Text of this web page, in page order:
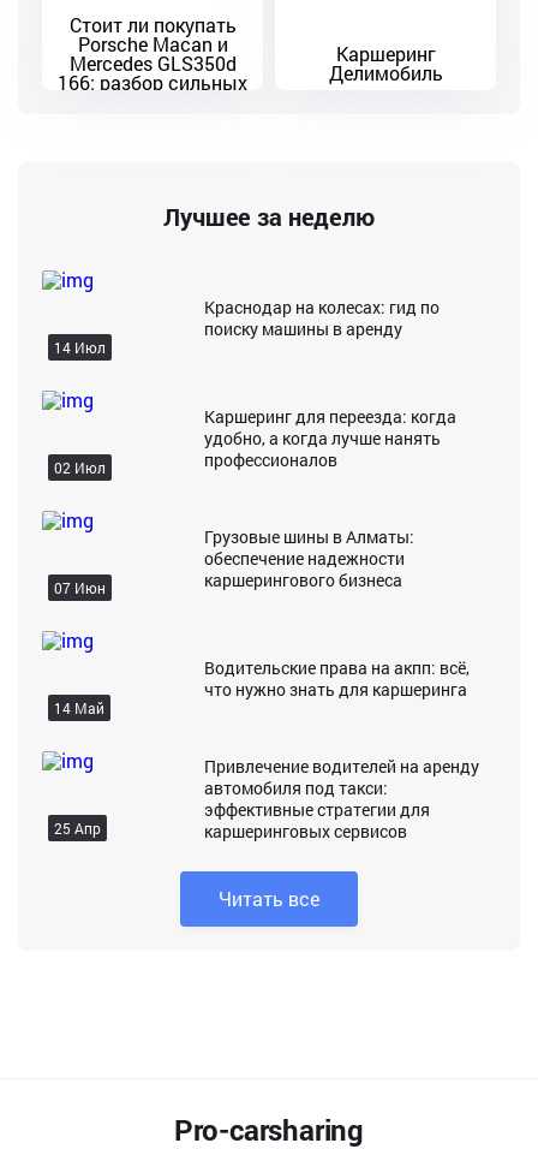
Стоит ли покупать
Porsche Macan и
Mercedes GLS350d
166: разбор сильных
Каршеринг
Делимобиль
Лучшее за неделю
14 Июл
Краснодар на колесах: гид по
поиску машины в аренду
02 Июл
Каршеринг для переезда: когда
удобно, а когда лучше нанять
профессионалов
07 Июн
Грузовые шины в Алматы:
обеспечение надежности
каршерингового бизнеса
14 Май
Водительские права на акпп: всё,
что нужно знать для каршеринга
25 Апр
Привлечение водителей на аренду
автомобиля под такси:
эффективные стратегии для
каршеринговых сервисов
Читать все
Pro-carsharing